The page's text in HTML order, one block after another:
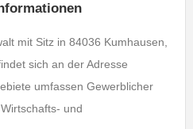
mit Sitz in 84036 Kumhausen,
sich an der Adresse
umfassen Gewerblicher
und